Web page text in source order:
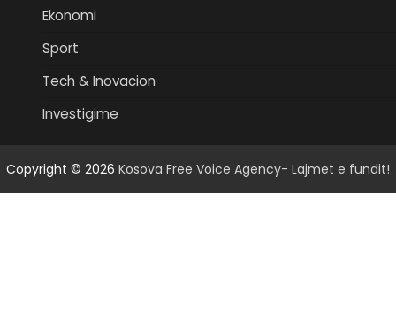
Ekonomi
Sport
Tech & Inovacion
Investigime